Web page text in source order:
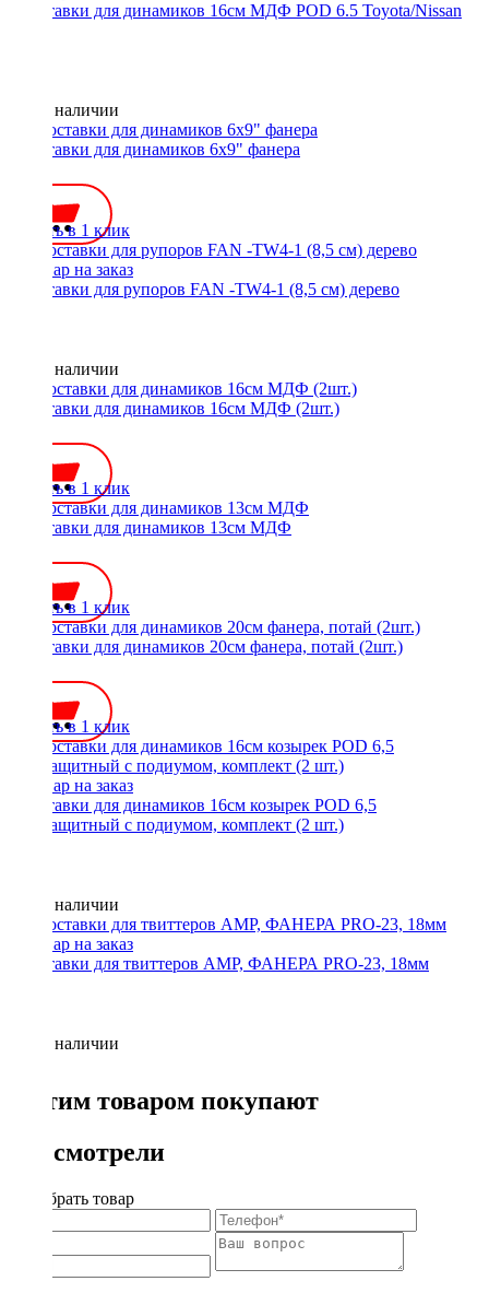
Проставки для динамиков 16см МДФ POD 6.5 Toyota/Nissan
Нет в наличии
Проставки для динамиков 6x9" фанера
Купить в 1 клик
Проставки для рупоров FAN -TW4-1 (8,5 см) дерево
Нет в наличии
Проставки для динамиков 16см МДФ (2шт.)
Купить в 1 клик
Проставки для динамиков 13см МДФ
Купить в 1 клик
Проставки для динамиков 20см фанера, потай (2шт.)
Купить в 1 клик
Проставки для динамиков 16см козырек POD 6,5
водозащитный с подиумом, комплект (2 шт.)
Нет в наличии
Проставки для твиттеров AMP, ФАНЕРА PRO-23, 18мм
Нет в наличии
С этим товаром покупают
Вы смотрели
Подобрать товар